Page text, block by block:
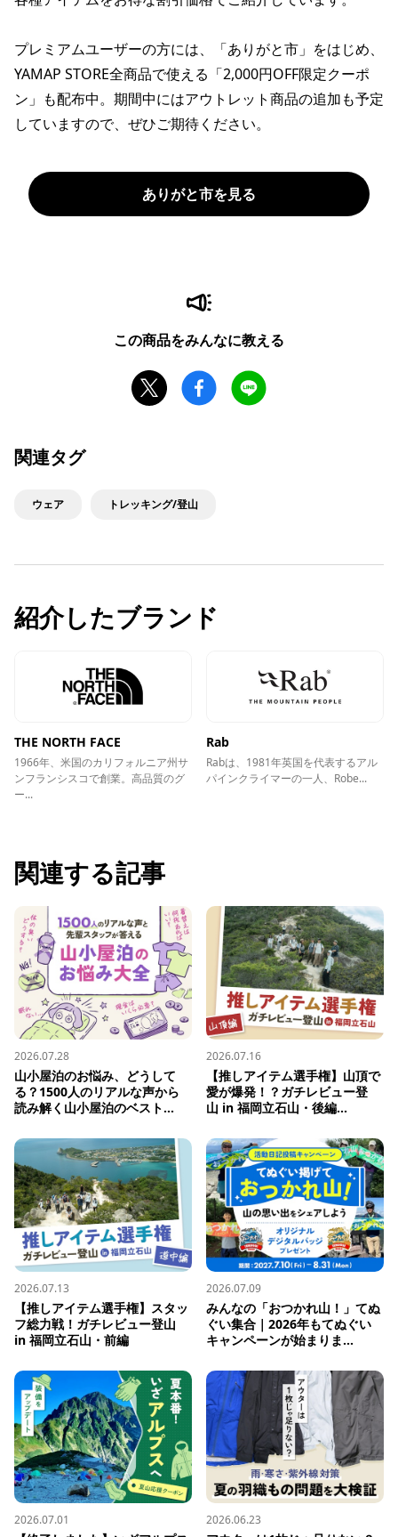
プレミアムユーザーの方には、「ありがと市」をはじめ、
YAMAP STORE全商品で使える「2,000円OFF限定クーポ
ン」も配布中。期間中にはアウトレット商品の追加も予定
していますので、ぜひご期待ください。
ありがと市を見る
この商品をみんなに教える
関連タグ
ウェア トレッキング/登山
紹介したブランド
THE NORTH FACE
1966年、米国のカリフォルニア州サ
ンフランシスコで創業。高品質のグ
ー...
Rab
Rabは、1981年英国を代表するアル
パインクライマーの一人、Robe...
関連する記事
2026.07.28
山小屋泊のお悩み、どうして
る？1500人のリアルな声から
読み解く山小屋泊のベスト...
2026.07.16
【推しアイテム選手権】山頂で
愛が爆発！？ガチレビュー登
山 in 福岡立石山・後編...
2026.07.13
【推しアイテム選手権】スタッ
フ総力戦！ガチレビュー登山
in 福岡立石山・前編
2026.07.09
みんなの「おつかれ山！」てぬ
ぐい集合｜2026年もてぬぐい
キャンペーンが始まりま...
2026.07.01 2026.06.23